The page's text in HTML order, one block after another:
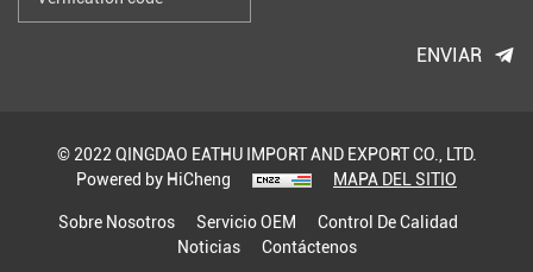
ENVIAR
© 2022 QINGDAO EATHU IMPORT AND EXPORT CO., LTD.
Powered by HiCheng
MAPA DEL SITIO
Sobre Nosotros
Servicio OEM
Control De Calidad
Noticias
Contáctenos